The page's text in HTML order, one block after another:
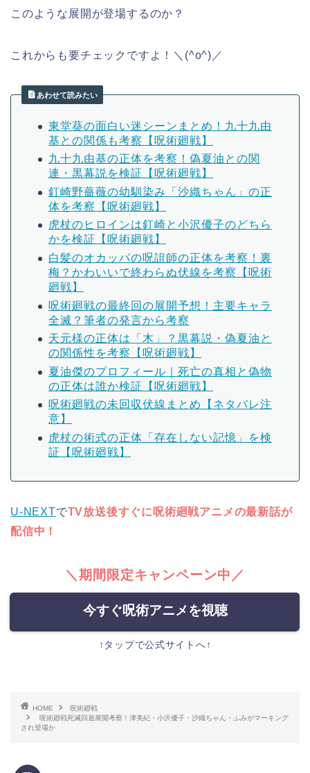
このような展開が登場するのか？
これからも要チェックですよ！＼(^o^)／
あわせて読みたい
東堂葵の面白い迷シーンまとめ！九十九由
基との関係も考察【呪術廻戦】
九十九由基の正体を考察！偽夏油との関
連・黒幕説を検証【呪術廻戦】
釘崎野薔薇の幼馴染み「沙織ちゃん」の正
体を考察【呪術廻戦】
虎杖のヒロインは釘崎と小沢優子のどちら
かを検証【呪術廻戦】
白髪のオカッパの呪詛師の正体を考察！裏
梅？かわいいで終わらぬ伏線を考察【呪術
廻戦】
呪術廻戦の最終回の展開予想！主要キャラ
全滅？筆者の発言から考察
天元様の正体は「木」？黒幕説・偽夏油と
の関係性を考察【呪術廻戦】
夏油傑のプロフィール｜死亡の真相と偽物
の正体は誰か検証【呪術廻戦】
呪術廻戦の未回収伏線まとめ【ネタバレ注
意】
虎杖の術式の正体「存在しない記憶」を検
証【呪術廻戦】
U-NEXTでTV放送後すぐに呪術廻戦アニメの最新話が
配信中！
＼期間限定キャンペーン中／
今すぐ呪術アニメを視聴
↑タップで公式サイトへ↑
HOME
呪術廻戦
呪術廻戦死滅回遊展開考察！津美紀・小沢優子・沙織ちゃん・ふみがマーキング
され登場か